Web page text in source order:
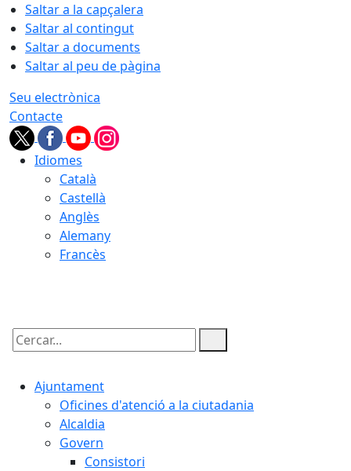
Saltar a la capçalera
Saltar al contingut
Saltar a documents
Saltar al peu de pàgina
Seu electrònica
Contacte
Idiomes
Català
Castellà
Anglès
Alemany
Francès
Cercar:
Ajuntament
Oficines d'atenció a la ciutadania
Alcaldia
Govern
Consistori